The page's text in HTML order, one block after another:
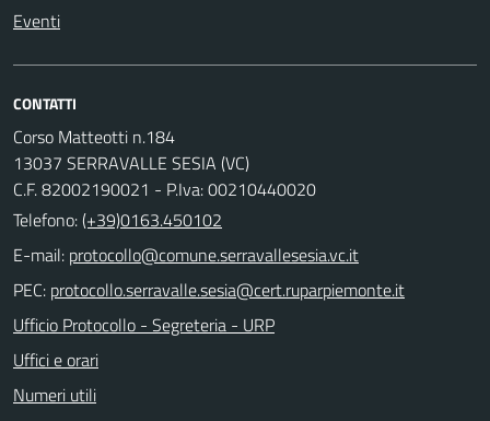
Eventi
CONTATTI
Corso Matteotti n.184
13037 SERRAVALLE SESIA (VC)
C.F. 82002190021 - P.Iva: 00210440020
Telefono:(+39)0163.450102
E-mail:
PEC:
Ufficio Protocollo - Segreteria - URP
Uffici e orari
Numeri utili